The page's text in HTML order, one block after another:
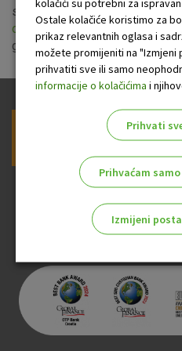
snagu 19. veljače 2015.
oročene štedne ulogekoji
godine.
Prijava na newsletter OTP
Ostale kolačiće koristimo za
prikaz relevantnih oglasa i
možete promijeniti na "Izmjeni
prihvatiti sve ili samo
informacije o kolačićima i
Prihvati
Prihvaćam
Izmijeni